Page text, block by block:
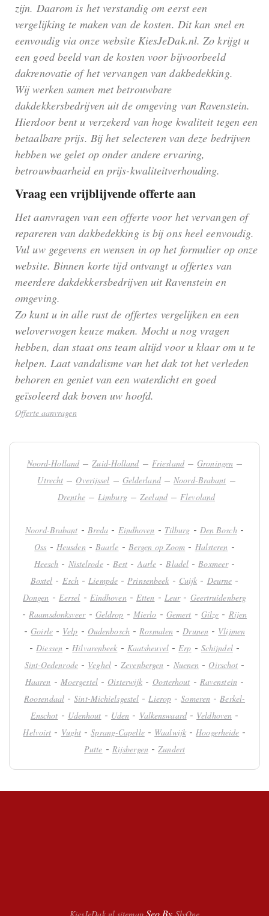
zijn. Daarom is het verstandig om eerst een
vergelijking te maken van de kosten. Dit kan snel en
eenvoudig via onze website KiesJeDak.nl. Zo krijgt u
een goed beeld van de kosten voor bijvoorbeeld
dakrenovatie of het vervangen van dakbedekking.
Wij werken samen met betrouwbare
dakdekkersbedrijven uit de omgeving van Ravenstein.
Hierdoor bent u verzekerd van hoge kwaliteit tegen een
betaalbare prijs. Bij het selecteren van deze bedrijven
hebben we gelet op onder andere ervaring,
betrouwbaarheid en prijs-kwaliteitverhouding.
Vraag een vrijblijvende offerte aan
Het aanvragen van een offerte voor het vervangen of
repareren van dakbedekking is bij ons heel eenvoudig.
Vul uw gegevens en wensen in op het formulier op onze
website. Binnen korte tijd ontvangt u offertes van
meerdere dakdekkersbedrijven uit Ravenstein en
omgeving.
Zo kunt u in alle rust de offertes vergelijken en een
weloverwogen keuze maken. Mocht u nog vragen
hebben, dan staat ons team altijd voor u klaar om u te
helpen. Laat vandalisme van het dak tot het verleden
behoren en geniet van een waterdicht en goed
geïsoleerd dak boven uw hoofd.
Offerte aanvragen
Noord-Holland–Zuid-Holland– Friesland– Groningen –
Utrecht – Overijssel – Gelderland–Noord-Brabant –
Drenthe–Limburg–Zeeland–Flevoland
Noord-Brabant - Breda - Eindhoven - Tilburg - Den Bosch -
Oss - Heusden - Baarle - Bergen op Zoom - Halsteren -
Heesch - Nistelrode- Best -Aarle -Bladel -Boxmeer-
Boxtel - Esch -Liempde-Prinsenbeek - Cuijk - Deurne -
Dongen - Eersel - Eindhoven -Etten - Leur- Geertruidenberg
-Raamsdonksveer- Geldrop - Mierlo - Gemert - Gilze - Rijen
- Goirle- Velp - Oudenbosch -Rosmalen -Drunen - Vlijmen
-Diessen -Hilvarenbeek - Kaatsheuvel-Erp - Schijndel-
Sint-Oedenrode- Veghel-Zevenbergen - Nuenen - Oirschot -
Haaren - Moergestel- Oisterwijk - Oosterhout - Ravenstein -
Roosendaal-Sint-Michielsgestel -Lierop -Someren -Berkel-
Enschot - Udenhout - Uden - Valkenswaard- Veldhoven -
Helvoirt - Vught -Sprang-Capelle- Waalwijk-Hoogerheide -
Putte - Rijsbergen -Zundert
Seo By